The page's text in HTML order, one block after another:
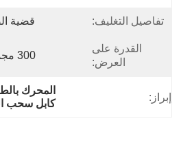
تفاصيل التغليف: قضية
القدرة على
العرض:
300 مجموعة/مجموعة لكلّ شهر
إبراز:
المحرك
كابل سحب